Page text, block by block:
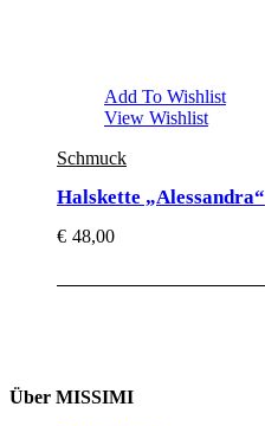
Add To Wishlist
View Wishlist
Schmuck
Halskette „Alessandra“
€ 48,00
Über MISSIMI